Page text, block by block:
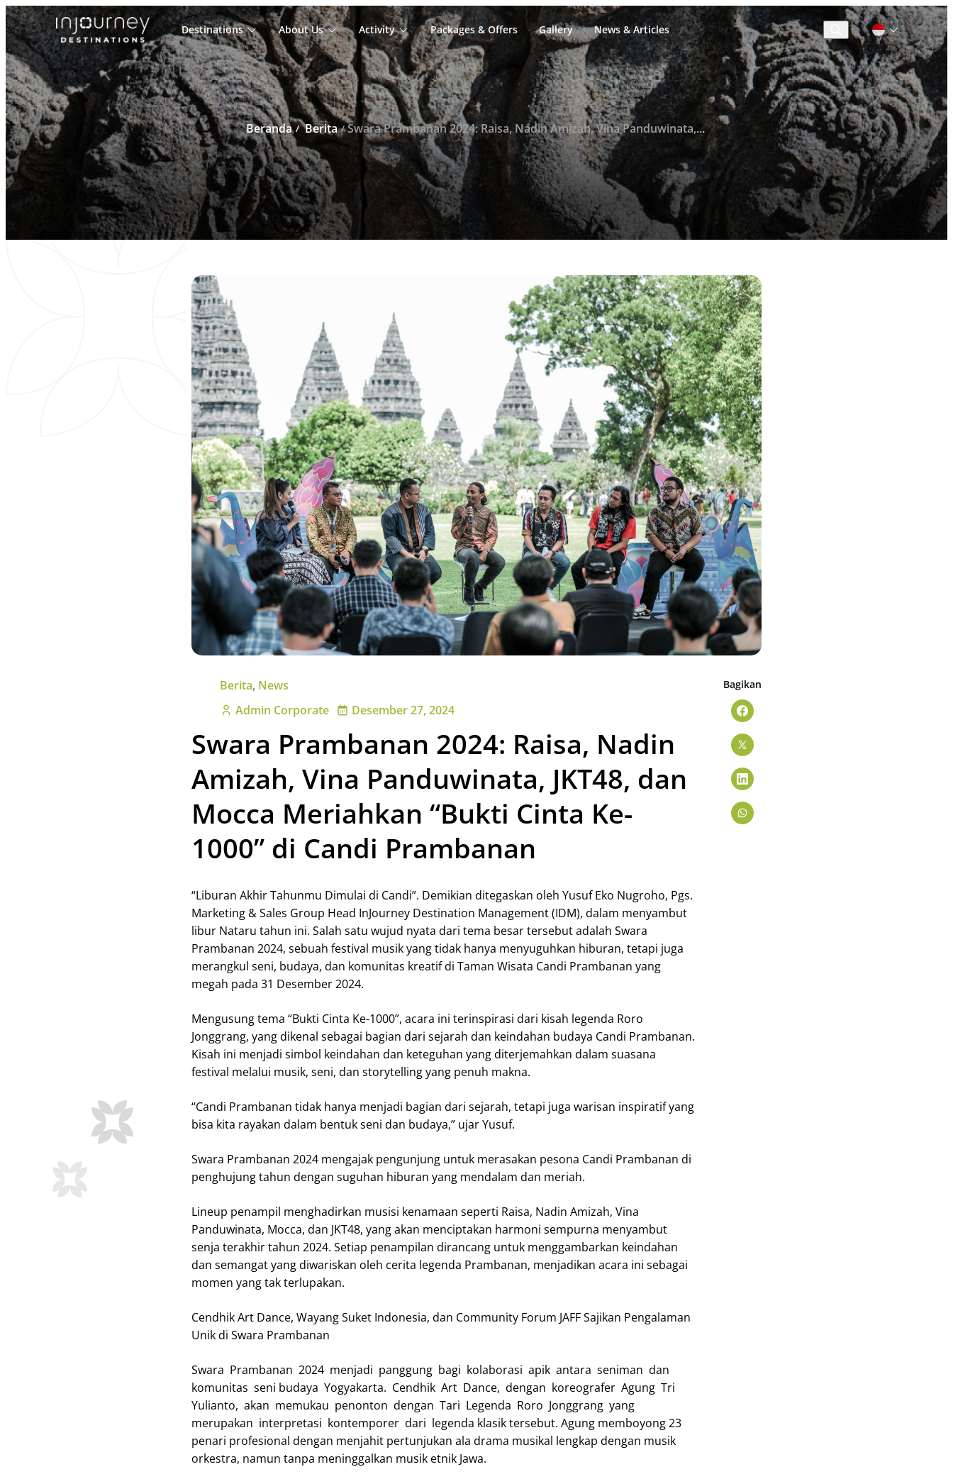
Destinations About Us Activity Packages & Offers Gallery News & Articles
Cari
untuk:
Cari
Beranda Berita Swara Prambanan 2024: Raisa, Nadin Amizah, Vina Panduwinata, JKT48, dan Mocca Meriahkan “Bukti Cinta Ke-1000” di Candi Prambanan
Berita, News
Admin Corporate
Desember 27, 2024
Swara Prambanan 2024: Raisa, Nadin
Amizah, Vina Panduwinata, JKT48, dan
Mocca Meriahkan “Bukti Cinta Ke-
1000” di Candi Prambanan
“Liburan Akhir Tahunmu Dimulai di Candi”. Demikian ditegaskan oleh Yusuf Eko Nugroho, Pgs.
Marketing & Sales Group Head InJourney Destination Management (IDM), dalam menyambut
libur Nataru tahun ini. Salah satu wujud nyata dari tema besar tersebut adalah Swara
Prambanan 2024, sebuah festival musik yang tidak hanya menyuguhkan hiburan, tetapi juga
merangkul seni, budaya, dan komunitas kreatif di Taman Wisata Candi Prambanan yang
megah pada 31 Desember 2024.
Mengusung tema “Bukti Cinta Ke-1000”, acara ini terinspirasi dari kisah legenda Roro
Jonggrang, yang dikenal sebagai bagian dari sejarah dan keindahan budaya Candi Prambanan.
Kisah ini menjadi simbol keindahan dan keteguhan yang diterjemahkan dalam suasana
festival melalui musik, seni, dan storytelling yang penuh makna.
“Candi Prambanan tidak hanya menjadi bagian dari sejarah, tetapi juga warisan inspiratif yang
bisa kita rayakan dalam bentuk seni dan budaya,” ujar Yusuf.
Swara Prambanan 2024 mengajak pengunjung untuk merasakan pesona Candi Prambanan di
penghujung tahun dengan suguhan hiburan yang mendalam dan meriah.
Lineup penampil menghadirkan musisi kenamaan seperti Raisa, Nadin Amizah, Vina
Panduwinata, Mocca, dan JKT48, yang akan menciptakan harmoni sempurna menyambut
senja terakhir tahun 2024. Setiap penampilan dirancang untuk menggambarkan keindahan
dan semangat yang diwariskan oleh cerita legenda Prambanan, menjadikan acara ini sebagai
momen yang tak terlupakan.
Cendhik Art Dance, Wayang Suket Indonesia, dan Community Forum JAFF Sajikan Pengalaman
Unik di Swara Prambanan
Swara Prambanan 2024 menjadi panggung bagi kolaborasi apik antara seniman dan
komunitas seni budaya Yogyakarta. Cendhik Art Dance, dengan koreografer Agung Tri
Yulianto, akan memukau penonton dengan Tari Legenda Roro Jonggrang yang
merupakan interpretasi kontemporer dari legenda klasik tersebut. Agung memboyong 23
penari profesional dengan menjahit pertunjukan ala drama musikal lengkap dengan musik
orkestra, namun tanpa meninggalkan musik etnik Jawa.
Bagikan